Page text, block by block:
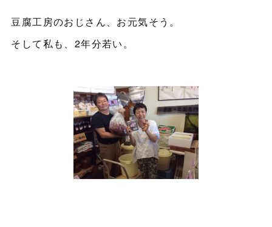
豆腐工房のおじさん、お元気そう。
そして私も、2年分若い。